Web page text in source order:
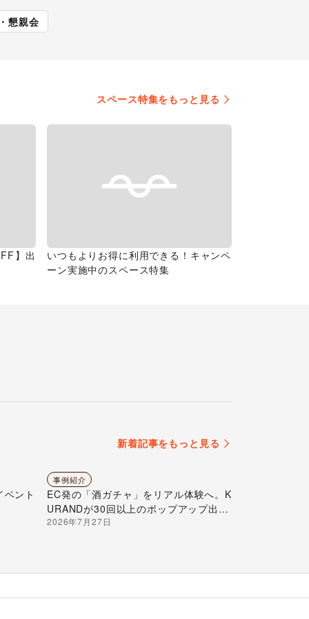
懇親会
スペース特集をもっと見る
】出
いつもよりお得に利用できる！キャンペ
ーン実施中のスペース特集
新着記事をもっと見る
ベント
事例紹介
EC発の「酒ガチャ」をリアル体験へ。K
URANDが30回以上のポップアップ出店
で届ける“新しいお酒との出会い”
2026年7月27日